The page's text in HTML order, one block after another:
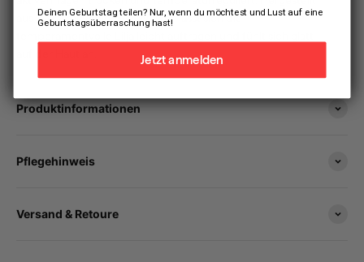
aus 100% recyceltem Polyester, lässt sich die
Produktinformationen
Pflegehinweis
Versand & Retoure
Deinen Geburtstag teilen? Nur, wenn du möchtest und Lust auf eine
Geburtstagsüberraschung hast!
Jetzt anmelden